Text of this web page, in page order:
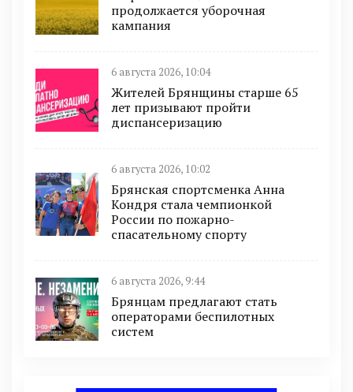
продолжается уборочная
кампания
6 августа 2026, 10:04
Жителей Брянщины старше 65
лет призывают пройти
диспансеризацию
6 августа 2026, 10:02
Брянская спортсменка Анна
Кондря стала чемпионкой
России по пожарно-
спасательному спорту
6 августа 2026, 9:44
Брянцам предлагают cтать
оперaтoрами бeспилотных
систeм